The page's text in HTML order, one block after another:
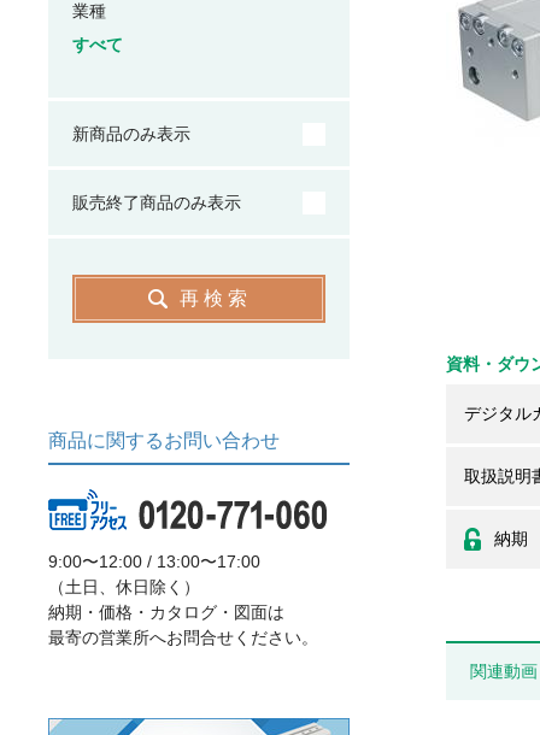
資料・ダウ
デジタル
取扱説明
納期
関連動画
業種
すべて
新商品のみ表示
販売終了商品のみ表示
再検索
商品に関するお問い合わせ
9:00〜12:00 / 13:00〜17:00
（土日、休日除く）
納期・価格・カタログ・図面は
最寄の営業所へお問合せください。